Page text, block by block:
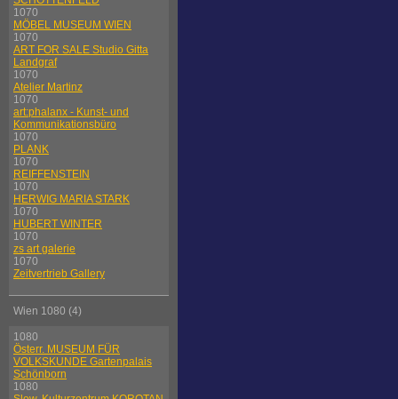
1070
MÖBEL MUSEUM WIEN
1070
ART FOR SALE Studio Gitta
Landgraf
1070
Atelier Martinz
1070
art:phalanx - Kunst- und
Kommunikationsbüro
1070
PLANK
1070
REIFFENSTEIN
1070
HERWIG MARIA STARK
1070
HUBERT WINTER
1070
zs art galerie
1070
Zeitvertrieb Gallery
Wien 1080 (4)
1080
Österr. MUSEUM FÜR
VOLKSKUNDE Gartenpalais
Schönborn
1080